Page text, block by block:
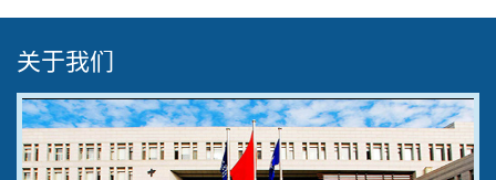
关于我们